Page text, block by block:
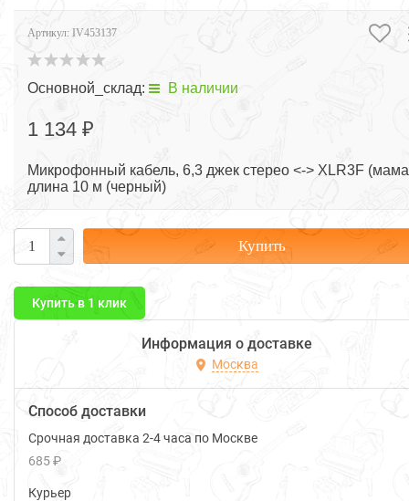
Артикул: IV453137
Основной_склад: В наличии
1 134 ₽
Микрофонный кабель, 6,3 джек стерео <-> XLR3F
длина 10 м (черный)
Купить
Купить в 1 клик
Информация о доставке
Москва
Способ доставки
Срочная доставка 2-4 часа по Москве
685 ₽
Курьер